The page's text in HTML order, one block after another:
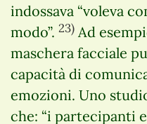
indossava “voleva
modo”. 23) Ad
maschera facciale
capacità di
emozioni. Uno
che: “i partecipanti